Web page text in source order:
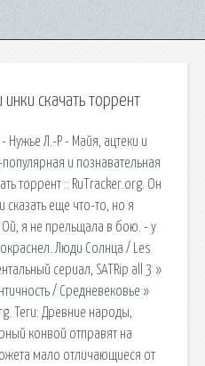
скачать торрент
Нужье Л.-Р - Майя, ацтеки и
и познавательная
торрент :: RuTracker.org. Он
сказать еще что-то, но я
я не прельщала в бою. - у
Люди Солнца / Les
сериал, SATRip all 3 »
/ Средневековье »
Теги: Древние народы,
конвой отправят на
мало отличающиеся от